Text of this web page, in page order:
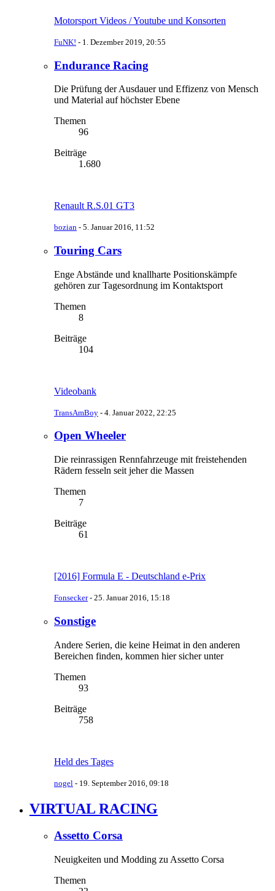
Motorsport Videos / Youtube und Konsorten
FuNK! - 1. Dezember 2019, 20:55
Endurance Racing
Die Prüfung der Ausdauer und Effizenz von Mensch
und Material auf höchster Ebene
Themen
96
Beiträge
1.680
Renault R.S.01 GT3
bozian - 5. Januar 2016, 11:52
Touring Cars
Enge Abstände und knallharte Positionskämpfe
gehören zur Tagesordnung im Kontaktsport
Themen
8
Beiträge
104
Videobank
TransAmBoy - 4. Januar 2022, 22:25
Open Wheeler
Die reinrassigen Rennfahrzeuge mit freistehenden
Rädern fesseln seit jeher die Massen
Themen
7
Beiträge
61
[2016] Formula E - Deutschland e-Prix
Fonsecker- 25. Januar 2016, 15:18
Sonstige
Andere Serien, die keine Heimat in den anderen
Bereichen finden, kommen hier sicher unter
Themen
93
Beiträge
758
Held des Tages
nogel - 19. September 2016, 09:18
VIRTUAL RACING
Assetto Corsa
Neuigkeiten und Modding zu Assetto Corsa
Themen